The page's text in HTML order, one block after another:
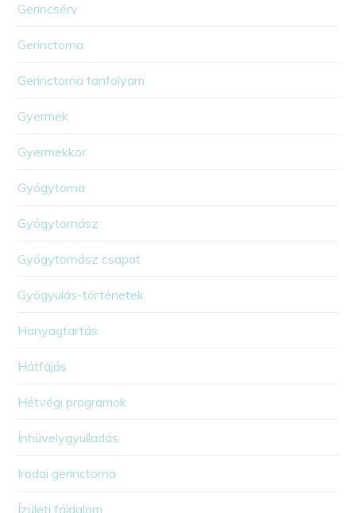
Gerincsérv
Gerinctorna
Gerinctorna tanfolyam
Gyermek
Gyermekkor
Gyógytorna
Gyógytornász
Gyógytornász csapat
Gyógyulás-történetek
Hanyagtartás
Hátfájás
Hétvégi programok
Ínhüvelygyulladás
Irodai gerinctorna
Ízületi fájdalom